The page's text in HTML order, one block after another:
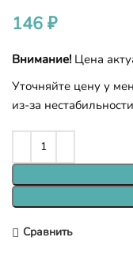
146 ₽
Внимание! Цена
Уточняйте цену у
из-за
Сравнить